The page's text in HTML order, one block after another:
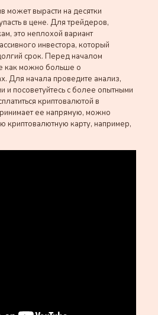
может вырасти на десятки
в цене. Для трейдеров,
это неплохой вариант
инвестора, который
срок. Перед началом
как можно больше о
Для начала проведите анализ,
и посоветуйтесь с более опытными
криптовалютой в
ее напрямую, можно
криптовалютную карту, например,